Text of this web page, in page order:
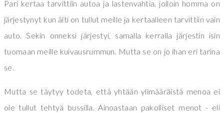
Pari kertaa tarvittiin autoa ja lastenvahtia, jolloin homma on
järjestynyt kun äiti on tullut meille ja kertaalleen tarvittiin vain
auto. Sekin onneksi järjestyi, samalla kerralla järjestin isin
tuomaan meille kuivausrummun. Mutta se on jo ihan eri tarina
se.
Mutta se täytyy todeta, että yhtään ylimääräistä menoa ei
ole tullut tehtyä bussilla. Ainoastaan pakolliset menot - eli